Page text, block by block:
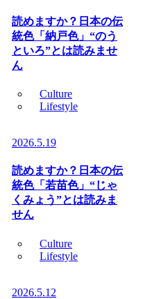
読めますか？日本の伝
統色「納戸色」“のう
といろ”とは読みませ
ん
Culture
Lifestyle
2026.5.19
読めますか？日本の伝
統色「若苗色」“じゃ
くみょう”とは読みま
せん
Culture
Lifestyle
2026.5.12